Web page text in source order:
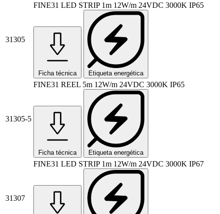
31305
FINE31 LED STRIP 1m 12W/m 24VDC 3000K IP65
Ficha técnica Etiqueta energética
31305-5
FINE31 REEL 5m 12W/m 24VDC 3000K IP65
Ficha técnica Etiqueta energética
31307
FINE31 LED STRIP 1m 12W/m 24VDC 3000K IP67